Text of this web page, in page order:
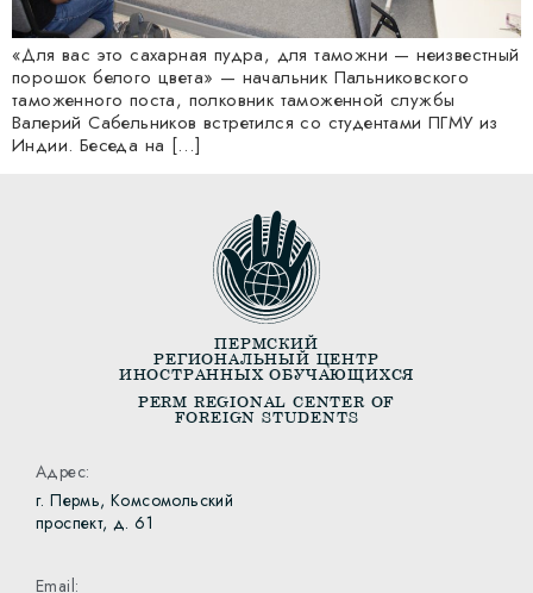
«Для вас это сахарная пудра, для таможни — неизвестный
порошок белого цвета» — начальник Пальниковского
таможенного поста, полковник таможенной службы
Валерий Сабельников встретился со студентами ПГМУ из
Индии. Беседа на […]
ПЕРМСКИЙ
РЕГИОНАЛЬНЫЙ ЦЕНТР
ИНОСТРАННЫХ ОБУЧАЮЩИХСЯ
PERM REGIONAL CENTER OF
FOREIGN STUDENTS
Адрес:
г. Пермь, Комсомольский
проспект, д. 61
Email: